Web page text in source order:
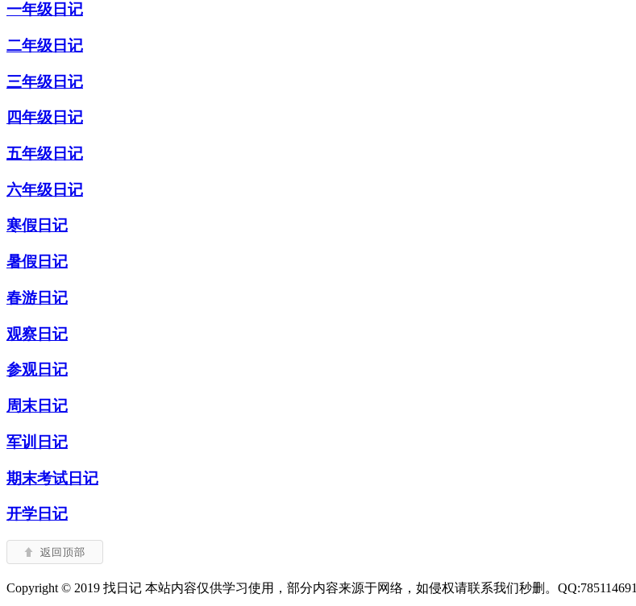
一年级日记
二年级日记
三年级日记
四年级日记
五年级日记
六年级日记
寒假日记
暑假日记
春游日记
观察日记
参观日记
周末日记
军训日记
期末考试日记
开学日记
Copyright © 2019 找日记 本站内容仅供学习使用，部分内容来源于网络，如侵权请联系我们秒删。QQ:785114691